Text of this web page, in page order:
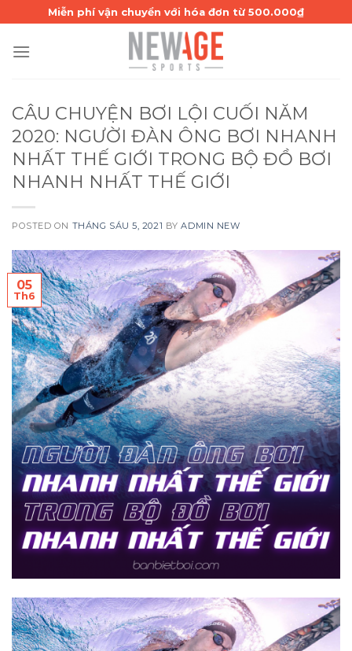
to
content
Miễn phí vận chuyển với hóa đơn từ 500.000₫
CÂU CHUYỆN BƠI LỘI CUỐI NĂM
2020: NGƯỜI ĐÀN ÔNG BƠI NHANH
NHẤT THẾ GIỚI TRONG BỘ ĐỒ BƠI
NHANH NHẤT THẾ GIỚI
POSTED ON THÁNG SÁU 5, 2021 BYADMIN NEW
05
Th6